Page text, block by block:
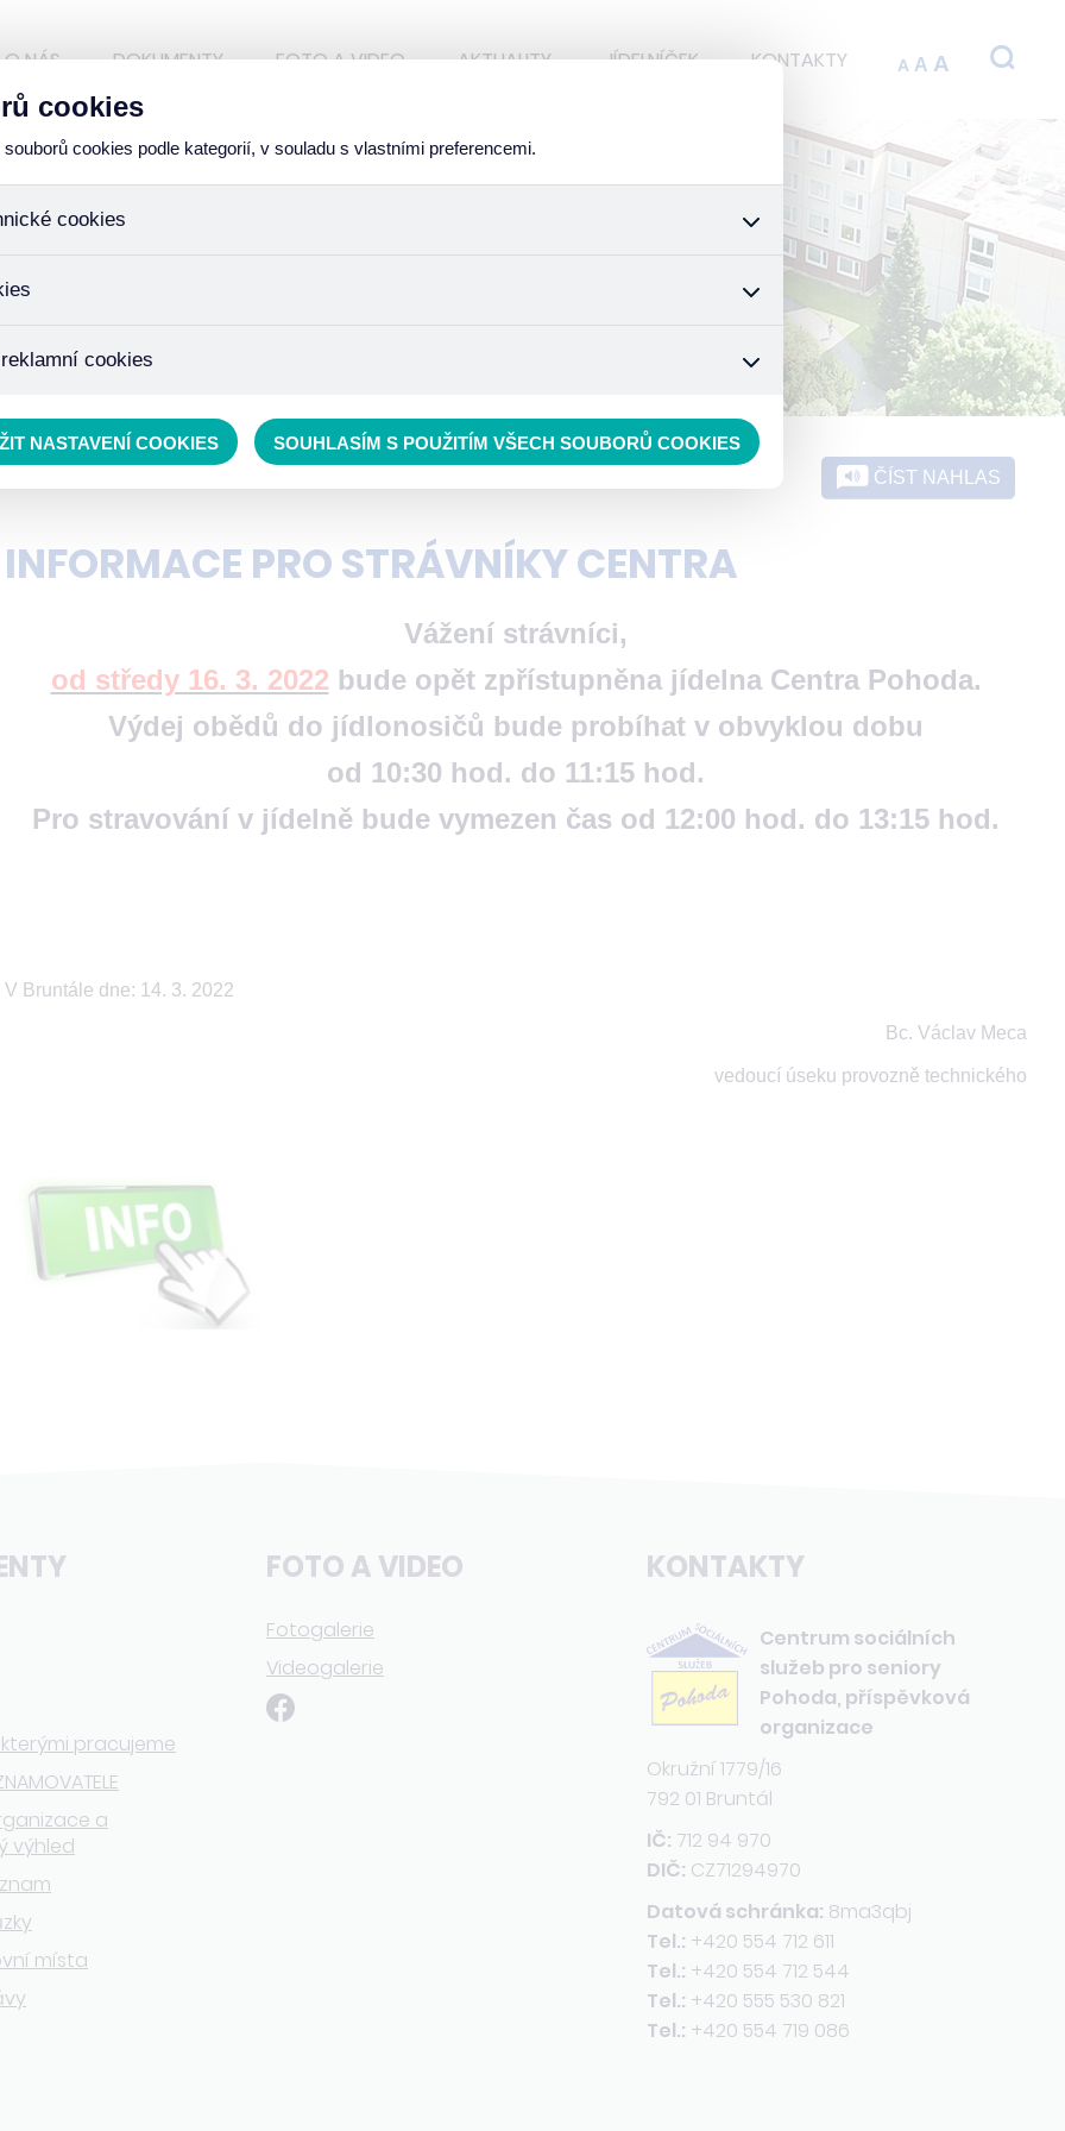
O NÁS DOKUMENTY FOTO A VIDEO AKTUALITY JÍDELNÍČEK KONTAKTY A A A
ČÍST NAHLAS
INFORMACE PRO STRÁVNÍKY CENTRA
Vážení strávníci,
od středy 16. 3. 2022 bude opět zpřístupněna jídelna Centra Pohoda.
Výdej obědů do jídlonosičů bude probíhat v obvyklou dobu
od 10:30 hod. do 11:15 hod.
Pro stravování v jídelně bude vymezen čas od 12:00 hod. do 13:15 hod.
V Bruntále dne: 14. 3. 2022
Bc. Václav Meca
vedoucí úseku provozně technického
kterými pracujeme
a
výhled
místa
FOTO A VIDEO
Fotogalerie
Videogalerie
KONTAKTY
Centrum sociálních
služeb pro seniory
Pohoda, příspěvková
organizace
Okružní 1779/16
792 01 Bruntál
IČ: 712 94 970
DIČ: CZ71294970
Datová schránka: 8ma3qbj
Tel.: +420 554 712 611
Tel.: +420 554 712 544
Tel.: +420 555 530 821
Tel.: +420 554 719 086
cookies
cookies podle kategorií, v souladu s vlastními preferencemi.
cookies
k ukládání produktů v nákupním košíku, ovládání filtrů a také nastavení souhlasu s
osobní údaje, protože anonymizované cookies nelze přiřadit konkrétnímu uživateli.
cookies
NASTAVENÍ COOKIES SOUHLASÍM S POUŽITÍM VŠECH SOUBORŮ COOKIES